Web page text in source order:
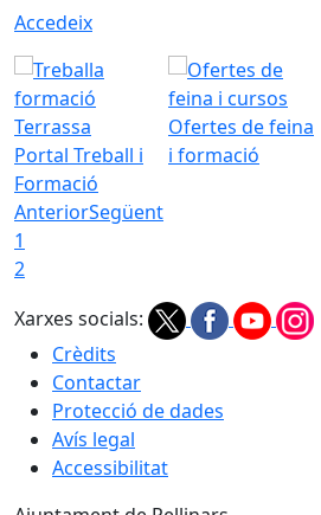
Accedeix
Portal Treball i
Formació
Ofertes de feina
i formació
AnteriorSegüent
1
2
Xarxes socials:
Crèdits
Contactar
Protecció de dades
Avís legal
Accessibilitat